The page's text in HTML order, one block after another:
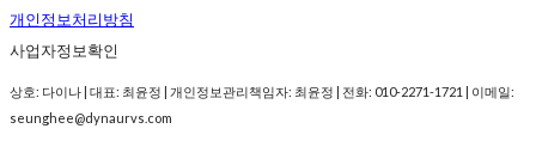
개인정보처리방침
사업자정보확인
상호: 다이나 | 대표: 최윤정 | 개인정보관리책임자: 최윤정 | 전화: 010-2271-1721 | 이메일:
seunghee@dynaurvs.com